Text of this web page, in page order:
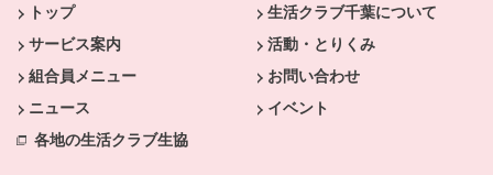
トップ
生活クラブ千葉について
サービス案内
活動・とりくみ
組合員メニュー
お問い合わせ
ニュース
イベント
各地の生活クラブ生協